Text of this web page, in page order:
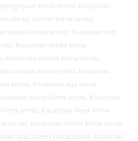
klima servisi, Kocasinan
alarko carrier klima servisi,
airwell klima servisi, Kocasinan zen
Kocasinan alaska klima
Kocasinan amana klima servisi,
ariston klima servisi, Kocasinan
servisi, Kocasinan aux klima
cartel klima servisi, Kocasinan
servisi, Kocasinan haier klima
servisi, Kocasinan chiller klima servisi,
sulu sistem klima servisi, Kocasinan